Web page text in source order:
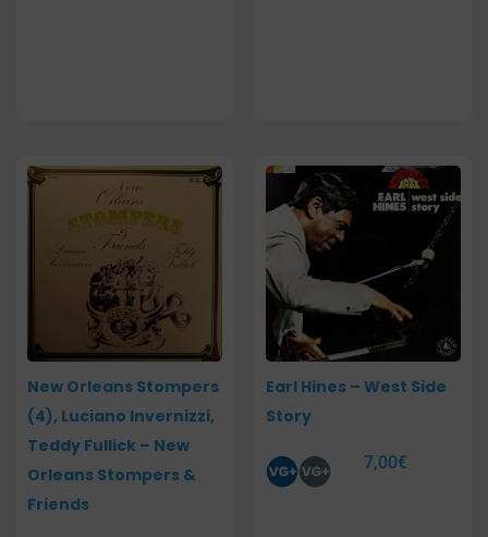
New Orleans Stompers
(4), Luciano Invernizzi,
Teddy Fullick – New
Orleans Stompers &
Friends
Earl Hines – West Side
Story
7,00€